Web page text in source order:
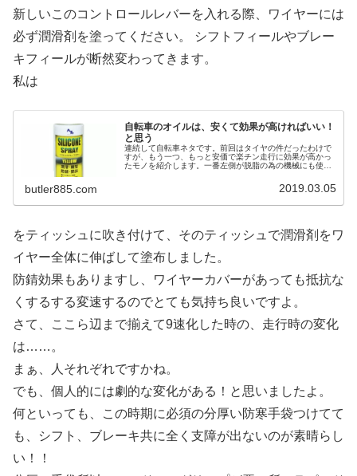
新しいこのコントロールレバーを入れる際、ワイヤーには
必ず潤滑剤を塗ってください。 シフトフィールやブレー
キフィールが断然変わってきます。
私は
自転車のオイルは、安くて効果が高ければいい！
と思う
連続して自転車ネタです。前回はタイヤの件だったわけで
すが、もう一つ、もっと安価で楽チン走行に効果が高かっ
たモノを紹介します。一番左側が脱脂の為の機械にも使え
butler885.com 2019.03.05
をティッシュに吹き付けて、そのティッシュで潤滑剤をワ
イヤー全体に伸ばして塗布しました。
防錆効果もありますし、ワイヤーカバーがあっても抵抗な
くするする変速するのでとても気持ち良いですよ。
さて、ここら辺まで揃えて9速化した時の、走行時の変化
は……。
まぁ、人それぞれですかね。
でも、個人的には劇的な変化がある！と思いましたよ。
何といっても、この時期に必須の分厚い防寒手袋つけてて
も、シフト、ブレーキ共に全く支障が出ないのが素晴らし
い！！